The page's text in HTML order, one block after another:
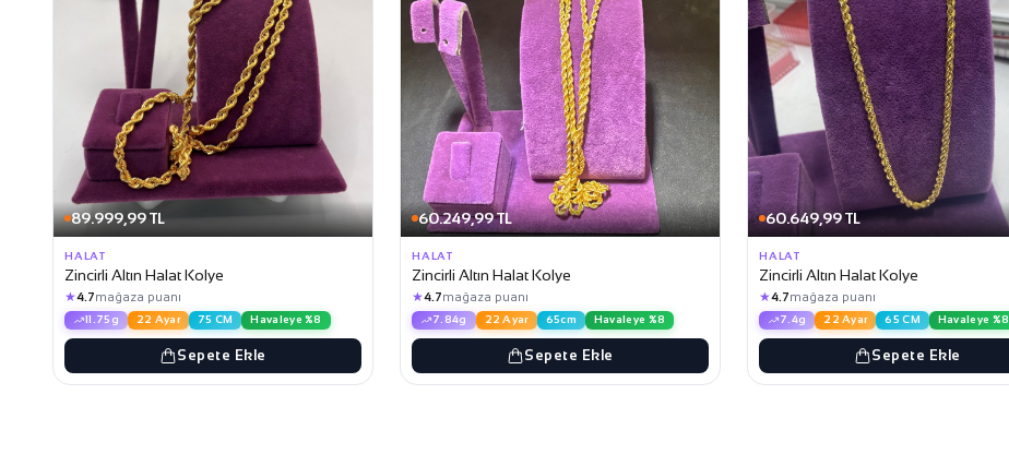
89.999,99 TL
HALAT
Zincirli Altın Halat Kolye
★4.7mağaza puanı
11.75g 22 Ayar 75 CM Havaleye %8
Sepete Ekle
60.249,99 TL
HALAT
Zincirli Altın Halat Kolye
★4.7mağaza puanı
7.84g 22 Ayar 65cm Havaleye %8
Sepete Ekle
60.649,99 TL
HALAT
Zincirli Altın Halat Kolye
★4.7mağaza puanı
7.4g 22 Ayar 65 CM Havaleye %8
Sepete Ekle